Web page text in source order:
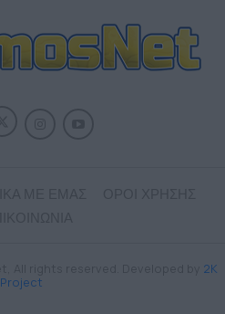
2K
Project